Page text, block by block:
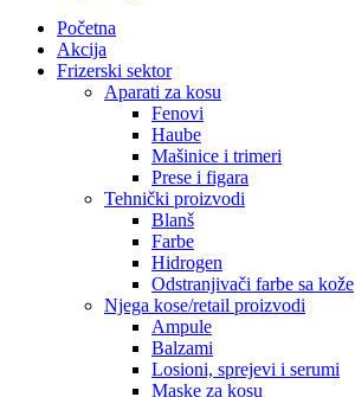
Početna
Akcija
Frizerski sektor
Aparati za kosu
Fenovi
Haube
Mašinice i trimeri
Prese i figara
Tehnički proizvodi
Blanš
Farbe
Hidrogen
Odstranjivači farbe sa kože
Njega kose/retail proizvodi
Ampule
Balzami
Losioni, sprejevi i serumi
Maske za kosu